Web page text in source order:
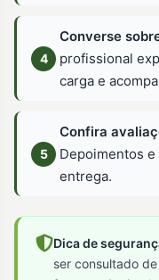
Converse
profissional
carga e
Confira
Depoimentos
entrega.
Dica de
ser consultado